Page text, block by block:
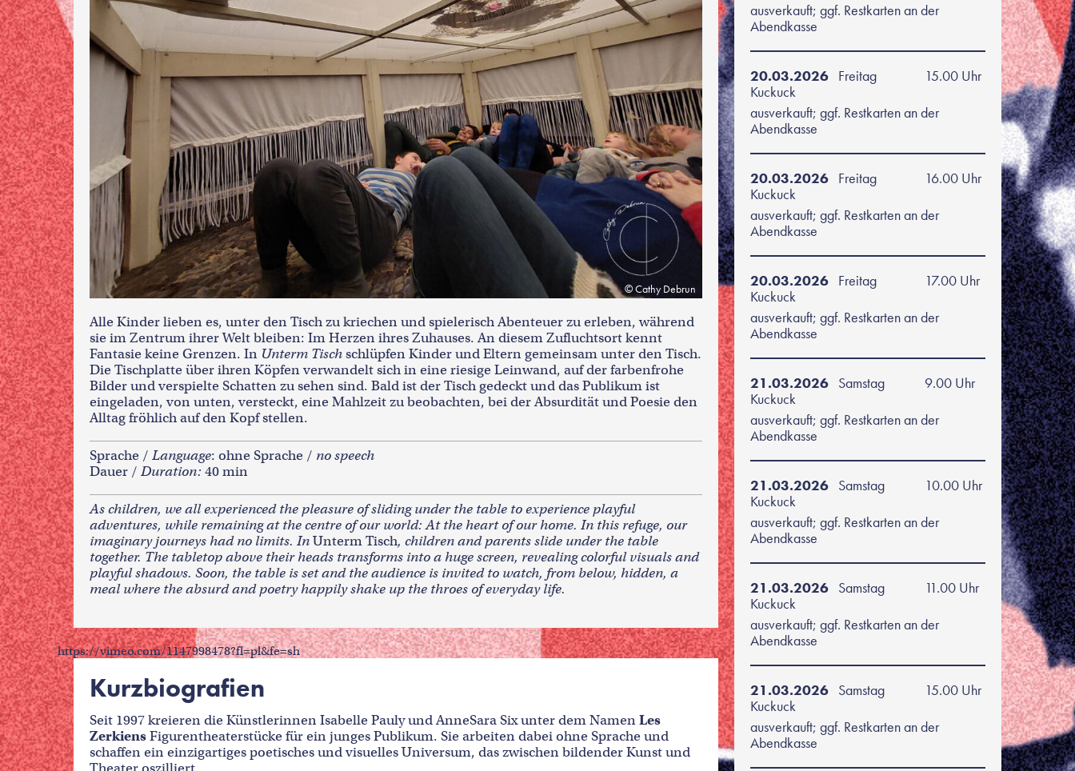
Cathy Debrun
Alle Kinder lieben es, unter den Tisch zu kriechen und spielerisch Abenteuer zu erleben, während
sie im Zentrum ihrer Welt bleiben: Im Herzen ihres Zuhauses. An diesem Zufluchtsort kennt
Fantasie keine Grenzen. In Unterm Tischschlüpfen Kinder und Eltern gemeinsam unter den Tisch.
Die Tischplatte über ihren Köpfen verwandelt sich in eine riesige Leinwand, auf der farbenfrohe
Bilder und verspielte Schatten zu sehen sind. Bald ist der Tisch gedeckt und das Publikum ist
eingeladen, von unten, versteckt, eine Mahlzeit zu beobachten, bei der Absurdität und Poesie den
Alltag fröhlich auf den Kopf stellen.
Sprache / Language: ohne Sprache / no speech
Dauer / Duration: 40 min
As children, we all experienced the pleasure of sliding under the table to experience playful
adventures, while remaining at the centre of our world: At the heart of our home. In this refuge, our
imaginary journeys had no limits. InUnterm Tisch, children and parents slide under the table
together. The tabletop above their heads transforms into a huge screen, revealing colorful visuals and
playful shadows. Soon, the table is set and the audience is invited to watch, from below, hidden, a
meal where the absurd and poetry happily shake up the throes of everyday life.
https://vimeo.com/1147998478?fl=pl&fe=sh
Kurzbiografien
Seit 1997 kreieren die Künstlerinnen Isabelle Pauly und AnneSara Six unter dem NamenLes
ZerkiensFigurentheaterstücke für ein junges Publikum. Sie arbeiten dabei ohne Sprache und
schaffen ein einzigartiges poetisches und visuelles Universum, das zwischen bildender Kunst und
ausverkauft; ggf. Restkarten an der
Abendkasse
20.03.2026 Freitag
15.00 Uhr
Kuckuck
ausverkauft; ggf. Restkarten an der
Abendkasse
20.03.2026 Freitag
16.00 Uhr
Kuckuck
ausverkauft; ggf. Restkarten an der
Abendkasse
20.03.2026 Freitag
17.00 Uhr
Kuckuck
ausverkauft; ggf. Restkarten an der
Abendkasse
21.03.2026 Samstag
9.00 Uhr
Kuckuck
ausverkauft; ggf. Restkarten an der
Abendkasse
21.03.2026 Samstag
10.00 Uhr
Kuckuck
ausverkauft; ggf. Restkarten an der
Abendkasse
21.03.2026 Samstag
11.00 Uhr
Kuckuck
ausverkauft; ggf. Restkarten an der
Abendkasse
21.03.2026 Samstag
15.00 Uhr
Kuckuck
ausverkauft; ggf. Restkarten an der
Abendkasse